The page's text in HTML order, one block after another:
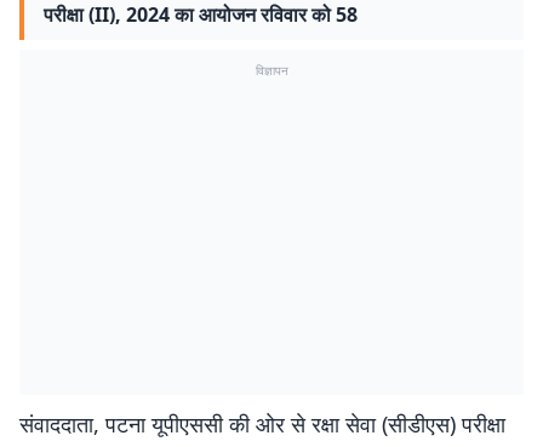
परीक्षा (II), 2024 का आयोजन रविवार को 58
विज्ञापन
संवाददाता, पटना यूपीएससी की ओर से रक्षा सेवा (सीडीएस) परीक्षा